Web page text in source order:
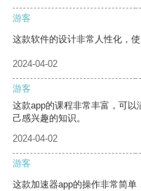
游客
这款软件的设计非常人性化，使
2024-04-02
游客
这款app的课程非常丰富，可以
己感兴趣的知识。
2024-04-02
游客
这款加速器app的操作非常简单